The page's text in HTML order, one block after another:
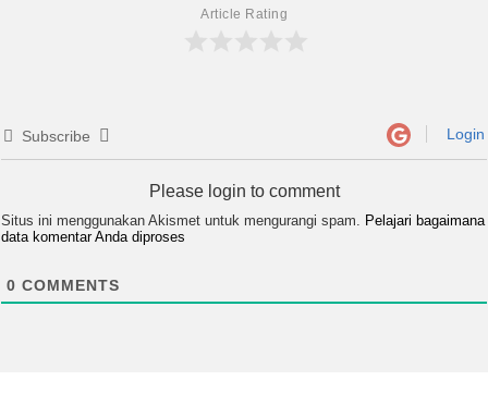
Article Rating
Subscribe Login
Please login to comment
Situs ini menggunakan Akismet untuk mengurangi spam. Pelajari bagaimana
data komentar Anda diproses
0 COMMENTS